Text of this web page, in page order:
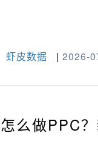
虾皮数据 | 2026-
么做PPC